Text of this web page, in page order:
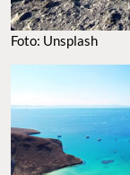
Foto: Unsplash